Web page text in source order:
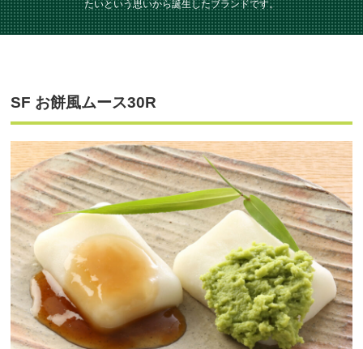
たいという思いから誕生したブランドです。
SF お餅風ムース30R